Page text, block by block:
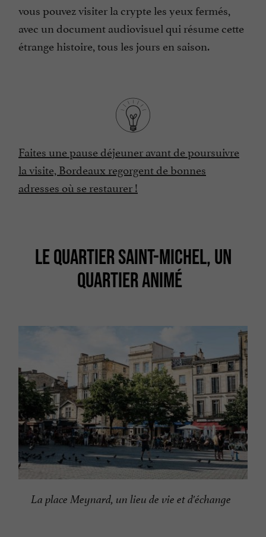
vous pouvez visiter la crypte les yeux fermés,
avec un document audiovisuel qui résume cette
étrange histoire, tous les jours en saison.
Faites une pause déjeuner avant de poursuivre
la visite, Bordeaux regorgent de bonnes
adresses où se restaurer !
LE QUARTIER SAINT-MICHEL, UN
QUARTIER ANIMÉ
La place Meynard, un lieu de vie et d'échange